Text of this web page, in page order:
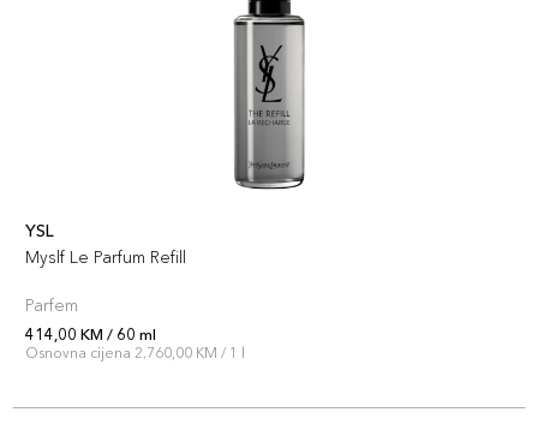
YSL
Myslf Le Parfum Refill
Parfem
414,00 KM / 60 ml
Osnovna cijena 2.760,00 KM / 1 l